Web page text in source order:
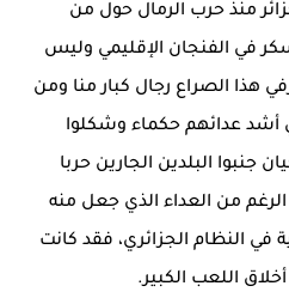
منذ حرب الرمال حول من
في الفنجان الإقليمي وليس
هذا الصراع رجال كبار منا ومن
أشد عدائهم حكماء وشكلوا
جنبوا البلدين الجارين حربا
الرغم من العداء الذي جعل منه
النظام الجزائري، فقد كانت
اللعب الكبير.